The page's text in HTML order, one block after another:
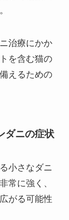
治療にかか
を含む猫の
えるための
ダニの症状
小さなダニ
常に強く、
がる可能性